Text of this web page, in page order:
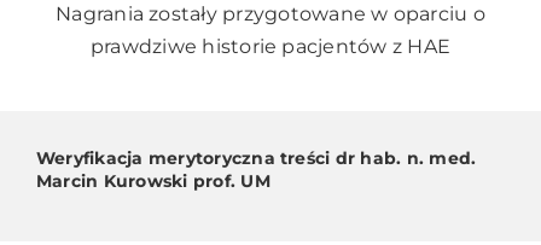
Nagrania zostały przygotowane w oparciu o
prawdziwe historie pacjentów z HAE
Weryfikacja merytoryczna treści dr hab. n. med.
Marcin Kurowski prof. UM